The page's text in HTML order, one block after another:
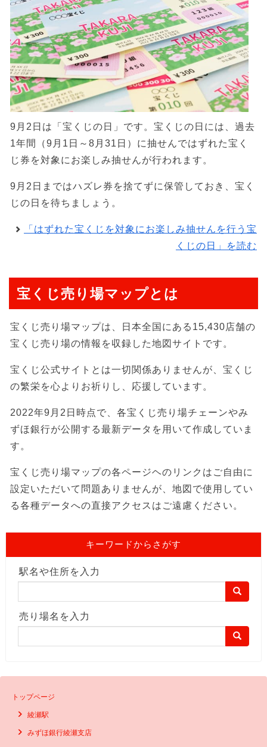
9月2日は「宝くじの日」です。宝くじの日には、過去
1年間（9月1日～8月31日）に抽せんではずれた宝く
じ券を対象にお楽しみ抽せんが行われます。
9月2日まではハズレ券を捨てずに保管しておき、宝く
じの日を待ちましょう。
「はずれた宝くじを対象にお楽しみ抽せんを行う宝
くじの日」を読む
宝くじ売り場マップとは
宝くじ売り場マップは、日本全国にある15,430店舗の
宝くじ売り場の情報を収録した地図サイトです。
宝くじ公式サイトとは一切関係ありませんが、宝くじ
の繁栄を心よりお祈りし、応援しています。
2022年9月2日時点で、各宝くじ売り場チェーンやみ
ずほ銀行が公開する最新データを用いて作成していま
す。
宝くじ売り場マップの各ページヘのリンクはご自由に
設定いただいて問題ありませんが、地図で使用してい
る各種データへの直接アクセスはご遠慮ください。
キーワードからさがす
駅名や住所を入力
売り場名を入力
トップページ
綾瀬駅
みずほ銀行綾瀬支店